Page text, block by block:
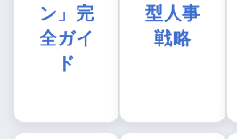
ン」完
全ガイ
ド
型人事
戦略